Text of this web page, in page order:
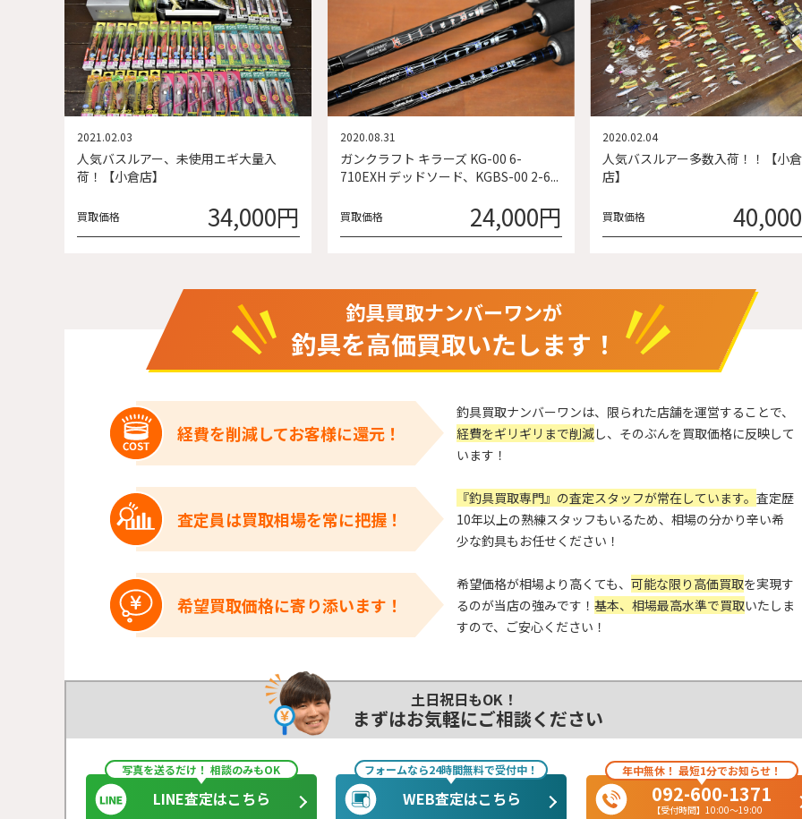
人気バスルアー、未使用エギ大量入
荷！【小倉店】
2021.02.03
買取価格 34,000円
ガンクラフト キラーズ KG-00 6-
710EXH デッドソード、KGBS-00 2-6...
2020.08.31
買取価格 24,000円
人気バスルアー多数入荷！！【小倉
店】
2020.02.04
買取価格
釣具買取ナンバーワンが
釣具を高価買取いたします！
経費を削減してお客様に還元！
釣具買取ナンバーワンは、限られた店舗を運営することで、
経費をギリギリまで削減し、そのぶんを買取価格に反映して
います！
査定員は買取相場を常に把握！
『釣具買取専門』の査定スタッフが常在しています。 査定歴
10年以上の熟練スタッフもいるため、相場の分かり辛い希
少な釣具もお任せください！
希望買取価格に寄り添います！
希望価格が相場より高くても、 可能な限り高価買取を実現す
るのが当店の強みです！ 基本、相場最高水準で買取いたしま
すので、ご安心ください！
土日祝日もOK！
まずはお気軽にご相談ください
写真を送るだけ！ 相談のみもOK
LINE査定はこちら
フォームなら24時間無料で受付中！
WEB査定はこちら
年中無休！ 最短1分でお知らせ！
092-600-1371
【受付時間】10:00～19:00